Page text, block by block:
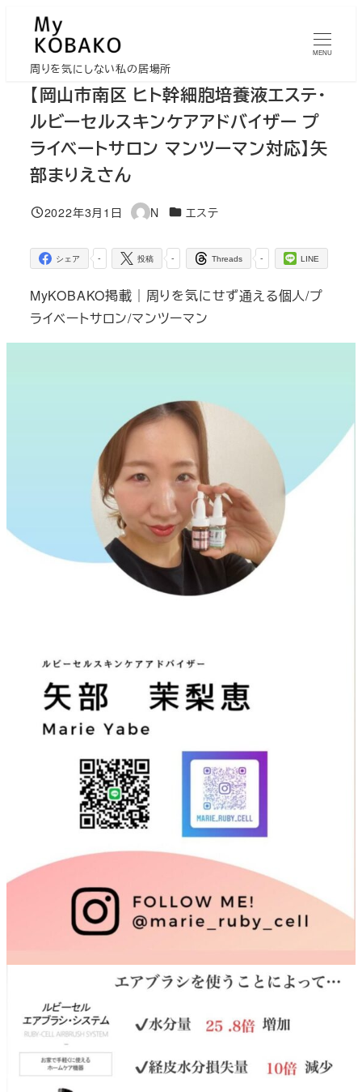
周りを気にしない私の居場所
MENU
【岡山市南区 ヒト幹細胞培養液エステ・
ルビーセルスキンケアアドバイザー プ
ライベートサロン マンツーマン対応】矢
部まりえさん
投稿日
2022年3月1日
著
N カテゴリー
エステ
-
シェア -
投稿 -
Threads LINE
MyKOBAKO掲載｜周りを気にせず通える個人/プ
ライベートサロン/マンツーマン